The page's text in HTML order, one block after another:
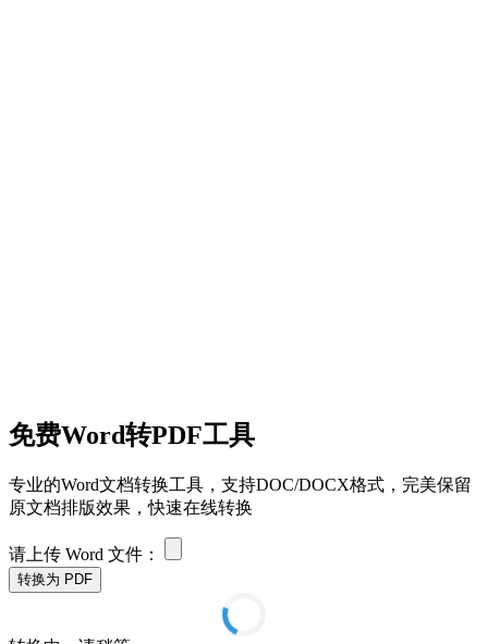
免费Word转PDF工具
专业的Word文档转换工具，支持DOC/DOCX格式，完美保留
原文档排版效果，快速在线转换
请上传 Word 文件：
转换为 PDF